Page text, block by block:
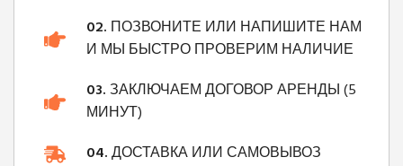
02. ПОЗВОНИТЕ ИЛИ НАПИШИТЕ НАМ
И МЫ БЫСТРО ПРОВЕРИМ НАЛИЧИЕ
03.ЗАКЛЮЧАЕМ ДОГОВОР АРЕНДЫ (5
МИНУТ)
04.ДОСТАВКА ИЛИ САМОВЫВОЗ